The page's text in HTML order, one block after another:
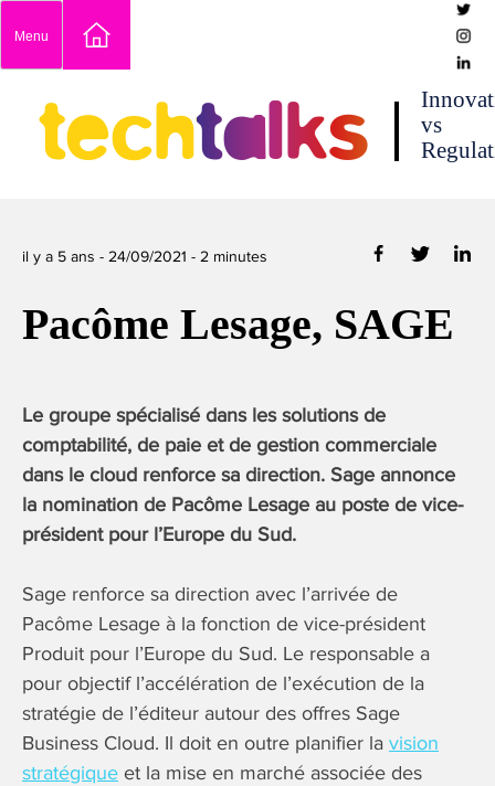
content
Menu
techtalks
vs
il y a 5 ans - 24/09/2021 - 2 minutes
Pacôme Lesage, SAGE
Le groupe spécialisé dans les solutions de
comptabilité, de paie et de gestion commerciale
dans le cloud renforce sa direction. Sage annonce
la nomination de Pacôme Lesage au poste de vice-
président pour l’Europe du Sud.
Sage renforce sa direction avec l’arrivée de
Pacôme Lesage à la fonction de vice-président
Produit pour l’Europe du Sud. Le responsable a
pour objectif l’accélération de l’exécution de la
stratégie de l’éditeur autour des offres Sage
Business Cloud. Il doit en outre planifier la vision
stratégique et la mise en marché associée des